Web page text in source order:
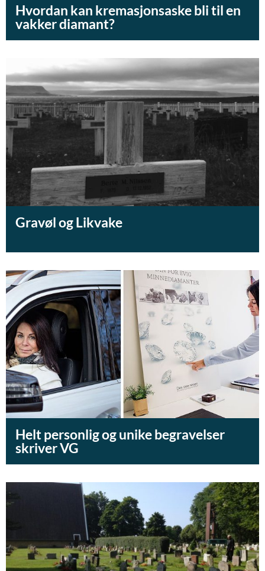
Hvordan kan kremasjonsaske bli til en
vakker diamant?
Gravøl og Likvake
Helt personlig og unike begravelser
skriver VG